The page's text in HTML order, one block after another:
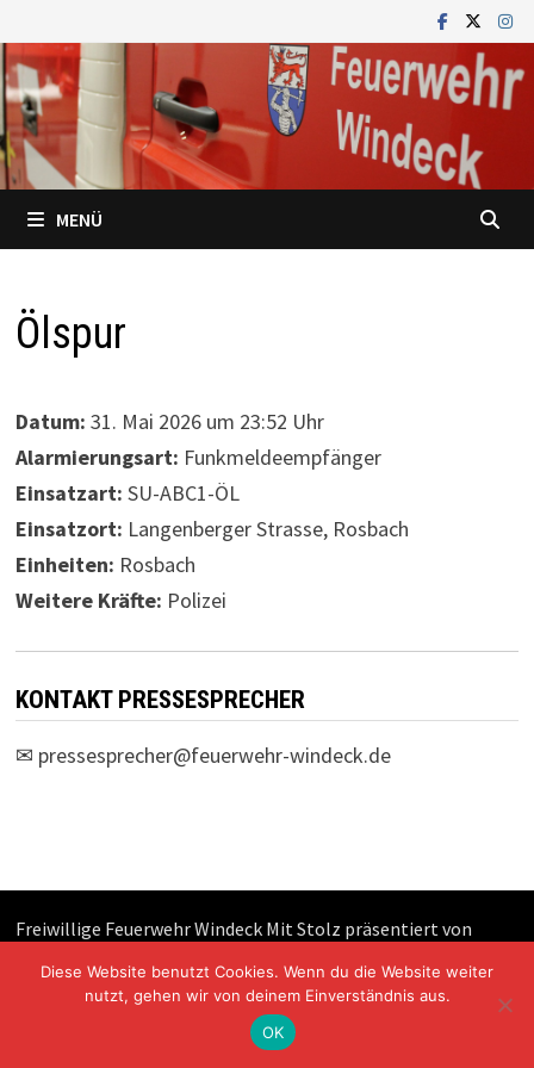
Inhalt
springen
MENÜ
Ölspur
Datum: 31. Mai 2026 um 23:52 Uhr
Alarmierungsart: Funkmeldeempfänger
Einsatzart: SU-ABC1-ÖL
Einsatzort: Langenberger Strasse, Rosbach
Einheiten: Rosbach
Weitere Kräfte: Polizei
KONTAKT PRESSESPRECHER
✉ pressesprecher@feuerwehr-windeck.de
Freiwillige Feuerwehr Windeck Mit Stolz präsentiert von
Diese Website benutzt Cookies. Wenn du die Website weiter
nutzt, gehen wir von deinem Einverständnis aus.
OK